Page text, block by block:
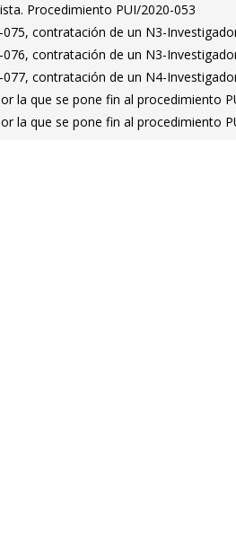
Procedimiento PUI/2020-053
contratación de un N3-
contratación de un N3-
contratación de un N4-
la que se pone fin al procedimiento
la que se pone fin al procedimiento